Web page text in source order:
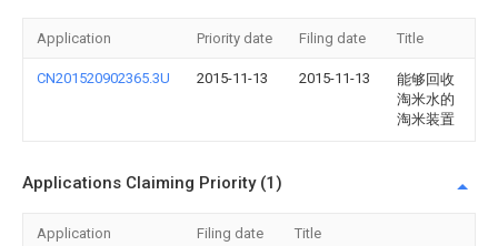
Application Priority date Filing date Title
CN201520902365.3U 2015-11-13 2015-11-13
能够回收
淘米水的
淘米装置
Applications Claiming Priority (1)
Application Filing date Title